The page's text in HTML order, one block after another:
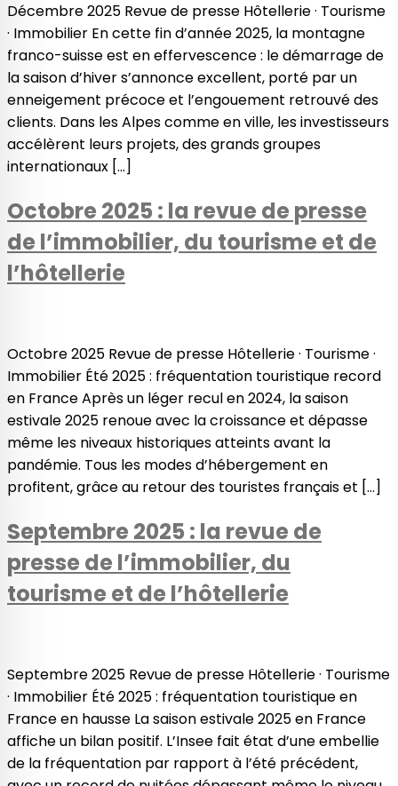
Décembre 2025 Revue de presse Hôtellerie · Tourisme
· Immobilier En cette fin d’année 2025, la montagne
franco-suisse est en effervescence : le démarrage de
la saison d’hiver s’annonce excellent, porté par un
enneigement précoce et l’engouement retrouvé des
clients. Dans les Alpes comme en ville, les investisseurs
accélèrent leurs projets, des grands groupes
internationaux […]
Octobre 2025 : la revue de presse
de l’immobilier, du tourisme et de
l’hôtellerie
Octobre 2025 Revue de presse Hôtellerie · Tourisme ·
Immobilier Été 2025 : fréquentation touristique record
en France Après un léger recul en 2024, la saison
estivale 2025 renoue avec la croissance et dépasse
même les niveaux historiques atteints avant la
pandémie. Tous les modes d’hébergement en
profitent, grâce au retour des touristes français et […]
Septembre 2025 : la revue de
presse de l’immobilier, du
tourisme et de l’hôtellerie
Septembre 2025 Revue de presse Hôtellerie · Tourisme
· Immobilier Été 2025 : fréquentation touristique en
France en hausse La saison estivale 2025 en France
affiche un bilan positif. L’Insee fait état d’une embellie
de la fréquentation par rapport à l’été précédent,